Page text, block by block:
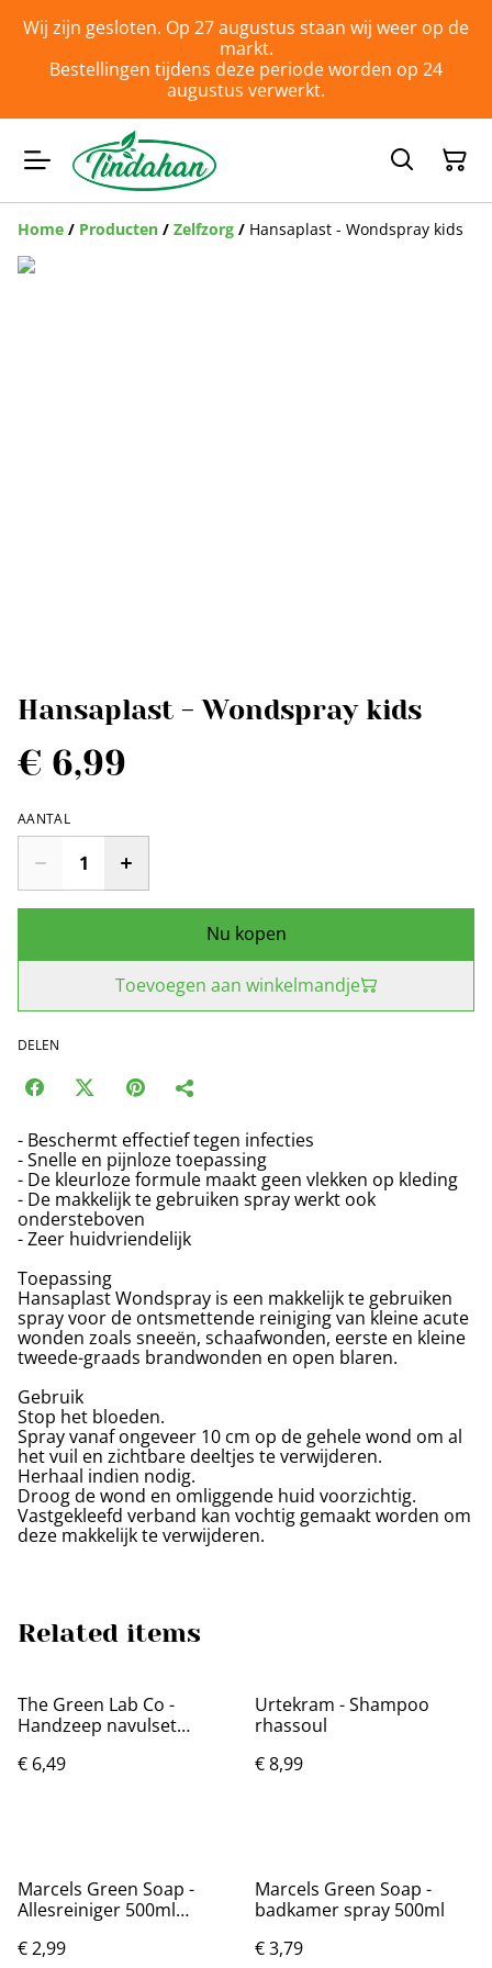
Wij zijn gesloten. Op 27 augustus staan wij weer op de
markt.
Bestellingen tijdens deze periode worden op 24
augustus verwerkt.
Home / Producten / Zelfzorg / Hansaplast - Wondspray kids
Hansaplast - Wondspray kids
€ 6,99
AANTAL
Nu kopen
Toevoegen aan winkelmandje
DELEN
- Beschermt effectief tegen infecties
- Snelle en pijnloze toepassing
- De kleurloze formule maakt geen vlekken op kleding
- De makkelijk te gebruiken spray werkt ook
ondersteboven
- Zeer huidvriendelijk
Toepassing
Hansaplast Wondspray is een makkelijk te gebruiken
spray voor de ontsmettende reiniging van kleine acute
wonden zoals sneeën, schaafwonden, eerste en kleine
tweede-graads brandwonden en open blaren.
Gebruik
Stop het bloeden.
Spray vanaf ongeveer 10 cm op de gehele wond om al
het vuil en zichtbare deeltjes te verwijderen.
Herhaal indien nodig.
Droog de wond en omliggende huid voorzichtig.
Vastgekleefd verband kan vochtig gemaakt worden om
deze makkelijk te verwijderen.
Related items
The Green Lab Co -
Handzeep navulset
€ 6,49
Urtekram - Shampoo
rhassoul
€ 8,99
Marcels Green Soap -
Allesreiniger 500ml
€ 2,99
Marcels Green Soap -
badkamer spray 500ml
€ 3,79